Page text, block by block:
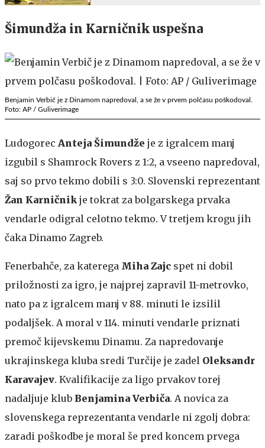
Šimundža in Karničnik uspešna
Benjamin Verbič je z Dinamom napredoval, a se že v prvem polčasu poškodoval.
Foto: AP / Guliverimage
Ludogorec Anteja Šimundže je z igralcem manj
izgubil s Shamrock Rovers z 1:2, a vseeno napredoval,
saj so prvo tekmo dobili s 3:0. Slovenski reprezentant
Žan Karničnik je tokrat za bolgarskega prvaka
vendarle odigral celotno tekmo. V tretjem krogu jih
čaka Dinamo Zagreb.
Fenerbahče, za katerega Miha Zajc spet ni dobil
priložnosti za igro, je najprej zapravil 11-metrovko,
nato pa z igralcem manj v 88. minuti le izsilil
podaljšek. A moral v 114. minuti vendarle priznati
premoč kijevskemu Dinamu. Za napredovanje
ukrajinskega kluba sredi Turčije je zadel Oleksandr
Karavajev. Kvalifikacije za ligo prvakov torej
nadaljuje klub Benjamina Verbiča. A novica za
slovenskega reprezentanta vendarle ni zgolj dobra:
zaradi poškodbe je moral še pred koncem prvega